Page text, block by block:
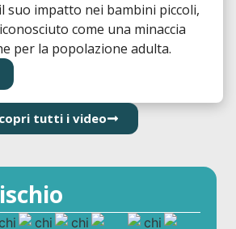
impatto nei bambini piccoli,
come una minaccia
per la popolazione adulta.
tutti i video